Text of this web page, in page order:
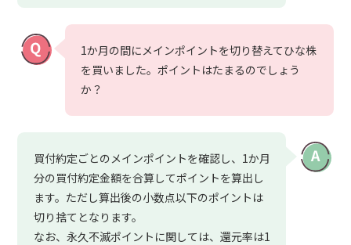
1か月の間にメインポイントを切り替えてひな株
を買いました。ポイントはたまるのでしょう
か？
買付約定ごとのメインポイントを確認し、1か月
分の買付約定金額を合算してポイントを算出し
ます。ただし算出後の小数点以下のポイントは
切り捨てとなります。
なお、永久不滅ポイントに関しては、還元率は1